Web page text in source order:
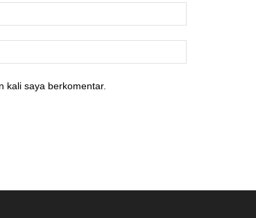
kali saya berkomentar.